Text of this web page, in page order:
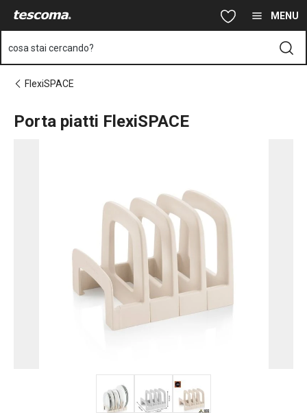
Vai al contenuto principale MENU
cosa stai cercando?
FlexiSPACE
Porta piatti FlexiSPACE